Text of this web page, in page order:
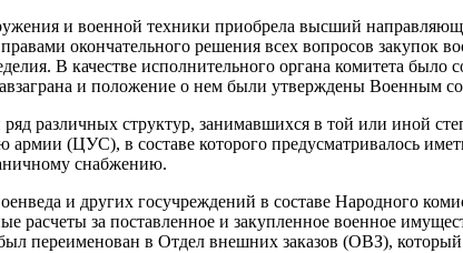
и военной техники приобрела высший
окончательного решения всех вопросов
В качестве исполнительного органа комитета
и положение о нем были утверждены Военным
различных структур, занимавшихся в той или иной
(ЦУС), в составе которого предусматривалось
снабжению.
и других госучреждений в составе Народного
расчеты за поставленное и закупленное военное
переименован в Отдел внешних заказов (ОВЗ),